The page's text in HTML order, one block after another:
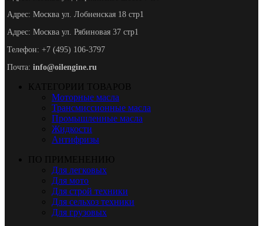
Адрес: Москва ул. Лобненская 18 стр1
Адрес: Москва ул. Рябиновая 37 стр1
Телефон: +7 (495) 106-3797
Почта: info@oilengine.ru
КАТЕГОРИИ ТОВАРОВ
Моторные масла
Трансмиссионные масла
Промышленные масла
Жидкости
Антифризы
ПО ПРИМЕНЕНИЮ
Для легковых
Для мото
Для строй техники
Для сельхоз техники
Для грузовых